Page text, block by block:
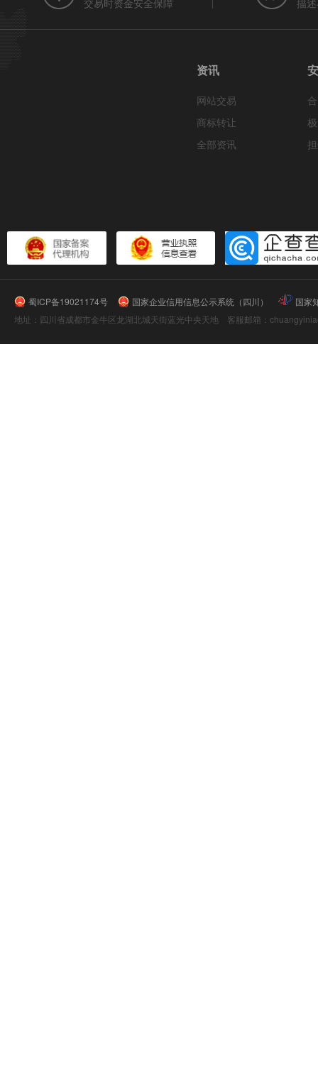
交易时资金安全保障 描
资讯
网站交易
商标转让
全部资讯
蜀ICP备19021174号 国家企业信用信息公示系统（四川）
国家
地址：四川省成都市金牛区龙湖北城天街蓝光中央天地 客服邮箱：